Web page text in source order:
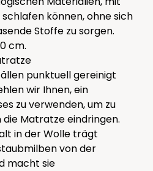
können, ohne sich
Stoffe zu sorgen.
cm.
punktuell gereinigt
wir Ihnen, ein
zu verwenden, um zu
Matratze eindringen.
in der Wolle trägt
von der
macht sie